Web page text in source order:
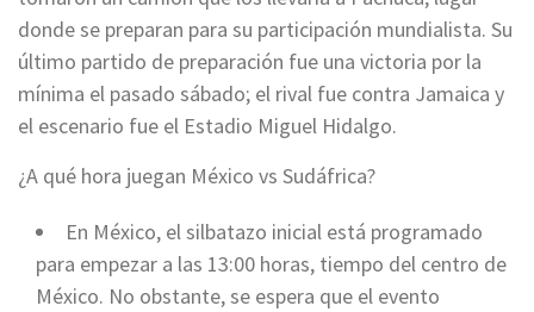
donde se preparan para su participación mundialista. Su
último partido de preparación fue una victoria por la
mínima el pasado sábado; el rival fue contra Jamaica y
el escenario fue el Estadio Miguel Hidalgo.
¿A qué hora juegan México vs Sudáfrica?
En México, el silbatazo inicial está programado
para empezar a las 13:00 horas, tiempo del centro de
México. No obstante, se espera que el evento